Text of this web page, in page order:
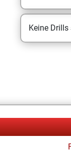
Keine